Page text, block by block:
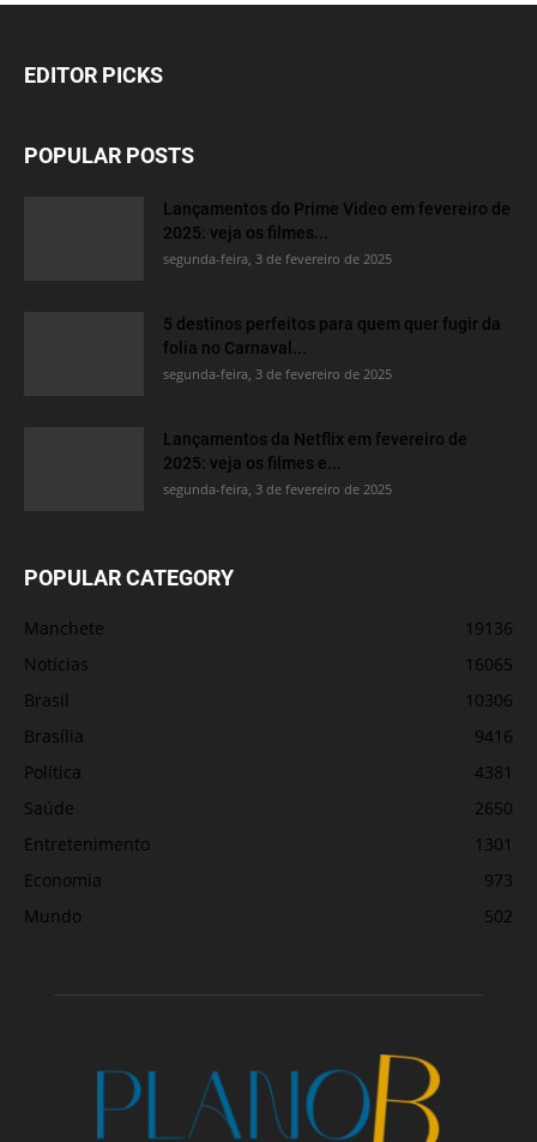
EDITOR PICKS
POPULAR POSTS
Lançamentos do Prime Video em fevereiro de
2025: veja os filmes...
segunda-feira, 3 de fevereiro de 2025
5 destinos perfeitos para quem quer fugir da
folia no Carnaval...
segunda-feira, 3 de fevereiro de 2025
Lançamentos da Netflix em fevereiro de
2025: veja os filmes e...
segunda-feira, 3 de fevereiro de 2025
POPULAR CATEGORY
Manchete
19136
Notícias
16065
Brasil
10306
Brasília
9416
Política
4381
Saúde
2650
Entretenimento
1301
Economia
973
Mundo
502